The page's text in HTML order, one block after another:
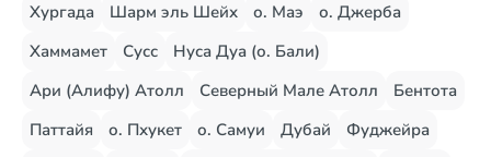
Хургада Шарм эль Шейх о. Маэ
о. Джерба
Хаммамет
Сусс
Нуса Дуа (о. Бали)
Ари (Алифу) Атолл
Северный Мале Атолл
Бентота
Паттайя
о. Пхукет о. Самуи Дубай
Фуджейра